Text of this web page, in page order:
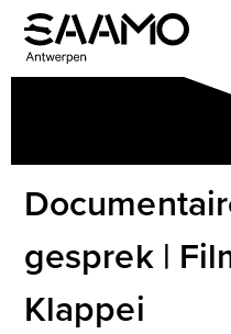
Skip
content
Open
mobile
Close
mobile
gesprek |
Klappei